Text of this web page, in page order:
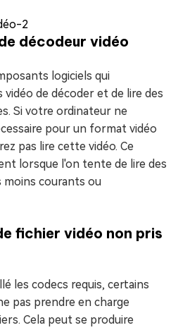
décodeur vidéo
logiciels qui
de décoder et de lire des
Si votre ordinateur ne
pour un format vidéo
pas lire cette vidéo. Ce
lorsque l'on tente de lire des
moins courants ou
fichier vidéo non pris
les codecs requis, certains
pas prendre en charge
Cela peut se produire